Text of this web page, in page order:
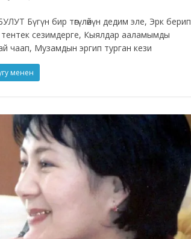
Бүгүн бир төгүлөйүн дедим эле, Эрк берип
сезимдерге, Кыялдар ааламымды
чаап, Музамдын эргип турган кези
менен